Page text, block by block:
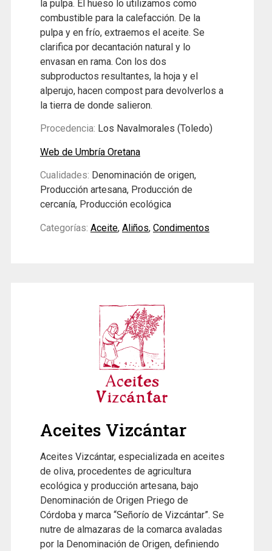
la pulpa. El hueso lo utilizamos como
combustible para la calefacción. De la
pulpa y en frío, extraemos el aceite. Se
clarifica por decantación natural y lo
envasan en rama. Con los dos
subproductos resultantes, la hoja y el
alperujo, hacen compost para devolverlos a
la tierra de donde salieron.
Procedencia: Los Navalmorales (Toledo)
Web de Umbría Oretana
Cualidades: Denominación de origen,
Producción artesana, Producción de
cercanía, Producción ecológica
Categorías: Aceite, Aliños, Condimentos
Aceites Vizcántar
Aceites Vizcántar, especializada en aceites
de oliva, procedentes de agricultura
ecológica y producción artesana, bajo
Denominación de Origen Priego de
Córdoba y marca “Señorío de Vizcántar”. Se
nutre de almazaras de la comarca avaladas
por la Denominación de Origen, definiendo